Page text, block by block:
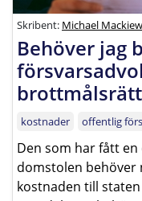
Skribent: Michael
Behöver jag
kostnader offentlig
Den som har fått
domstolen behöver
kostnaden till